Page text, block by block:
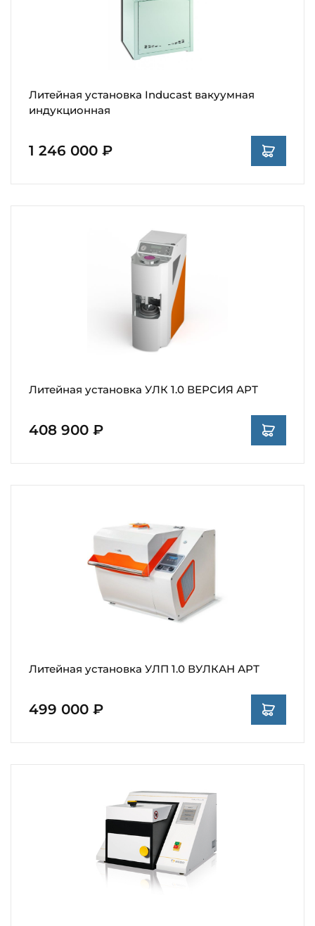
Литейная установка Inducast вакуумная
индукционная
1 246 000 ₽
Литейная установка УЛК 1.0 ВЕРСИЯ АРТ
408 900 ₽
Литейная установка УЛП 1.0 ВУЛКАН АРТ
499 000 ₽